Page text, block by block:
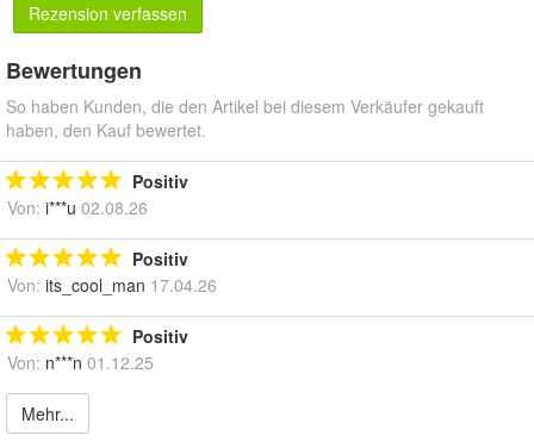
Rezension verfassen
Bewertungen
So haben Kunden, die den Artikel bei diesem Verkäufer gekauft
haben, den Kauf bewertet.
Positiv
Von: i***u 02.08.26
Positiv
Von: its_cool_man 17.04.26
Positiv
Von: n***n 01.12.25
Mehr...